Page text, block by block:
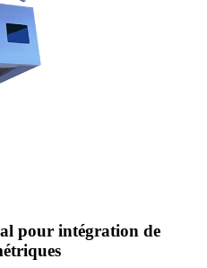
pour intégration de